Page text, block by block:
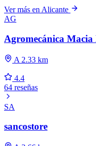
Ver más en Alicante
AG
Agromecánica
A 2.33 km
4.4
64 reseñas
SA
sancostore